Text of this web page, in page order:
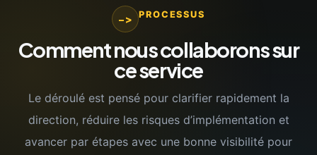
-> PROCESSUS
Comment nous collaborons sur
ce service
Le déroulé est pensé pour clarifier rapidement la
direction, réduire les risques d’implémentation et
avancer par étapes avec une bonne visibilité pour